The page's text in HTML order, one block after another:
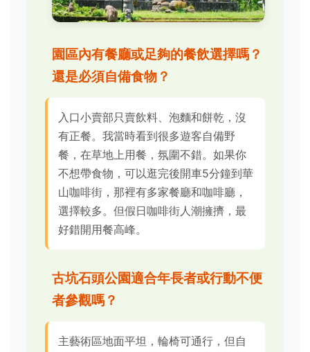
園區內有餐廳或足夠的餐飲選擇嗎？
還是必須自備食物？
入口小賣部只賣飲料、泡麵和餅乾，沒
有正餐。我當時看到很多遊客自備野
餐，在草地上用餐，氛圍不錯。如果你
不想帶食物，可以逛完後開車5分鐘到華
山咖啡街，那裡有多家餐廳和咖啡廳，
選擇較多。但假日咖啡街人潮擁擠，最
好錯開用餐高峰。
古坑石頭公園適合年長者或行動不便
者參觀嗎？
主藝術區地面平坦，輪椅可通行，但自